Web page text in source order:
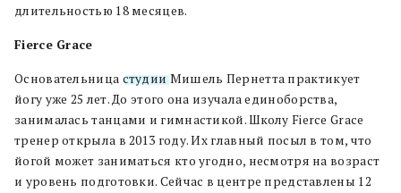
длительностью 18 месяцев.
Fierce Grace
Основательница студииМишель Пернетта практикует
йогу уже 25 лет. До этого она изучала единоборства,
занималась танцами и гимнастикой. Школу Fierce Grace
тренер открыла в 2013 году. Их главный посыл в том, что
йогой может заниматься кто угодно, несмотря на возраст
и уровень подготовки. Сейчас в центре представлены 12